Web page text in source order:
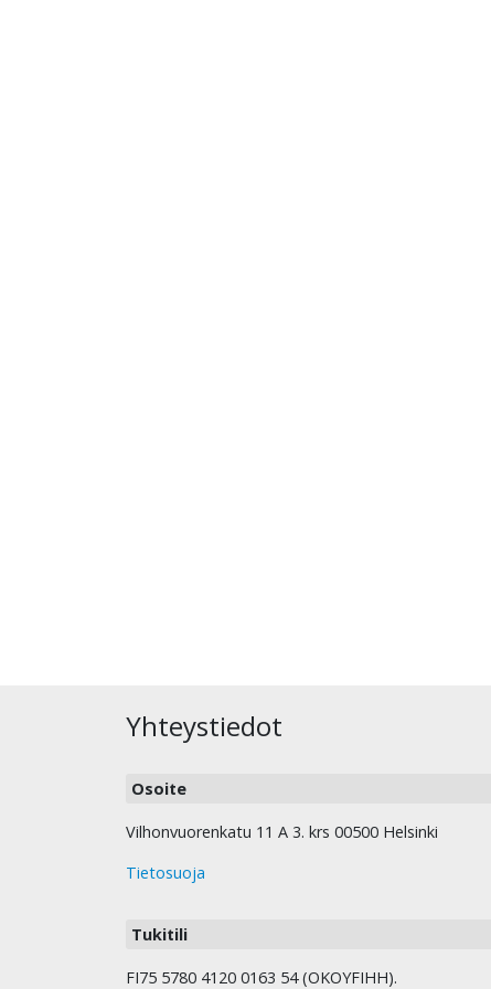
Yhteystiedot
Osoite
Vilhonvuorenkatu 11 A 3. krs 00500 Helsinki
Tietosuoja
Tukitili
FI75 5780 4120 0163 54 (OKOYFIHH).